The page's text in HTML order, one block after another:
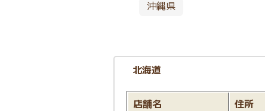
沖縄県
北海道
店舗名 住所